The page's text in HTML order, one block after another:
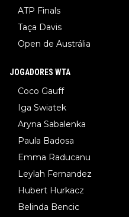
ATP Finals
Taça Davis
Open de Austrália
JOGADORES WTA
Coco Gauff
Iga Swiatek
Aryna Sabalenka
Paula Badosa
Emma Raducanu
Leylah Fernandez
Hubert Hurkacz
Belinda Bencic